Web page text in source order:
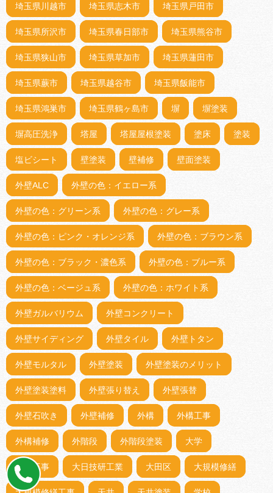
埼玉県川越市 埼玉県志木市 埼玉県戸田市
埼玉県所沢市 埼玉県春日部市 埼玉県熊谷市
埼玉県狭山市 埼玉県草加市 埼玉県蓮田市
埼玉県蕨市 埼玉県越谷市 埼玉県飯能市
埼玉県鴻巣市 埼玉県鶴ヶ島市 塀 塀塗装
塀高圧洗浄 塔屋 塔屋屋根塗装 塗床 塗装
塩ビシート 壁塗装 壁補修 壁面塗装
外壁ALC 外壁の色：イエロー系
外壁の色：グリーン系 外壁の色：グレー系
外壁の色：ピンク・オレンジ系 外壁の色：ブラウン系
外壁の色：ブラック・濃色系 外壁の色：ブルー系
外壁の色：ベージュ系 外壁の色：ホワイト系
外壁ガルバリウム 外壁コンクリート
外壁サイディング 外壁タイル 外壁トタン
外壁モルタル 外壁塗装 外壁塗装のメリット
外壁塗装塗料 外壁張り替え 外壁張替
外壁石吹き 外壁補修 外構 外構工事
外構補修 外階段 外階段塗装 大学
大工工事 大日技研工業 大田区 大規模修繕